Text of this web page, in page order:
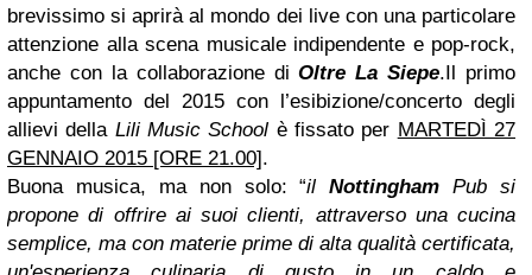
brevissimo si aprirà al mondo dei live con una particolare
attenzione alla scena musicale indipendente e pop-rock,
anche con la collaborazione diOltre La Siepe.Il primo
appuntamento del 2015 con l’esibizione/concerto degli
allievi della Lili Music School è fissato per MARTEDÌ 27
GENNAIO 2015 [ORE 21.00].
Buona musica, ma non solo: “ilNottingham Pub si
propone di offrire ai suoi clienti, attraverso una cucina
semplice, ma con materie prime di alta qualità certificata,